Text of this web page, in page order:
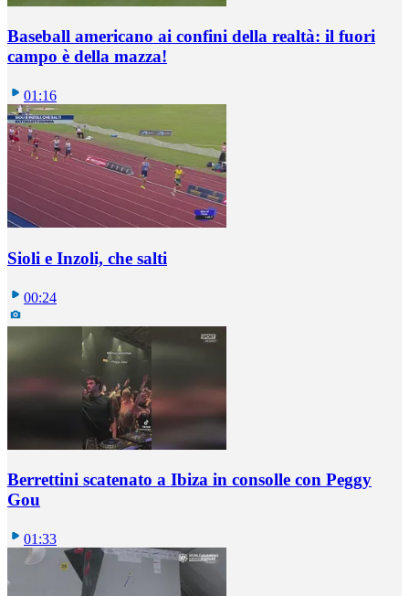
Baseball americano ai confini della realtà: il fuori
campo è della mazza!
01:16
Sioli e Inzoli, che salti
00:24
Berrettini scatenato a Ibiza in consolle con Peggy
Gou
01:33